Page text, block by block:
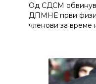
Од СДСМ
ДПМНЕ први
членови за време